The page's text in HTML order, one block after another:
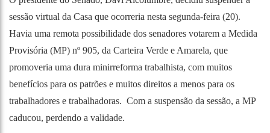
sessão virtual da Casa que ocorreria nesta segunda-feira (20).
Havia uma remota possibilidade dos senadores votarem a Medida
Provisória (MP) nº 905, da Carteira Verde e Amarela, que
promoveria uma dura minirreforma trabalhista, com muitos
benefícios para os patrões e muitos direitos a menos para os
trabalhadores e trabalhadoras. Com a suspensão da sessão, a MP
caducou, perdendo a validade.